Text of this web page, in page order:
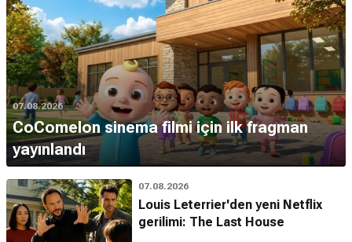
07.08.2026
CoComelon sinema filmi için ilk fragman
yayınlandı
07.08.2026
Louis Leterrier'den yeni Netflix
gerilimi: The Last House